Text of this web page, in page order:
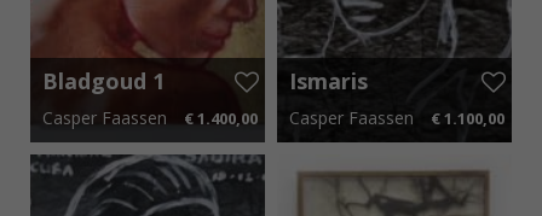
Bladgoud 1
Casper Faassen € 1.400,00
30 cm x 30 cm € 21,00 p.m.
Ismaris
Noir II
Casper Faassen € 1.100,00